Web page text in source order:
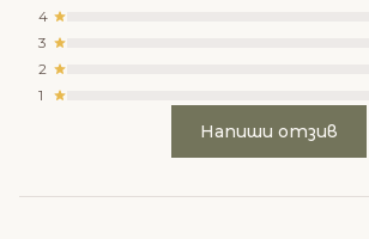
4
3
2
1
Напиши отзив